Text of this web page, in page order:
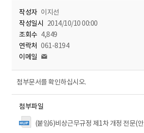
작성자 이지선
작성일시 2014/10/10 00:00
조회수 4,849
연락처 061-8194
이메일
첨부문서를 확인하십시오.
첨부파일
(붙임6)비상근무규정 제1차 개정 전문(안).hwp